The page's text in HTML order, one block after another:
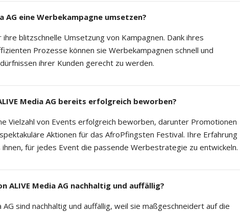
AG eine Werbekampagne umsetzen?
ihre blitzschnelle Umsetzung von Kampagnen. Dank ihres
Prozesse können sie Werbekampagnen schnell und
ihrer Kunden gerecht zu werden.
Media AG bereits erfolgreich beworben?
Vielzahl von Events erfolgreich beworben, darunter Promotionen
Aktionen für das AfroPfingsten Festival. Ihre Erfahrung
für jedes Event die passende Werbestrategie zu entwickeln.
ALIVE Media AG nachhaltig und auffällig?
AG sind nachhaltig und auffällig, weil sie maßgeschneidert auf die